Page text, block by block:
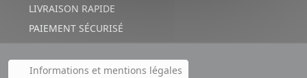
LIVRAISON RAPIDE
PAIEMENT SÉCURISÉ
Informations et mentions légales